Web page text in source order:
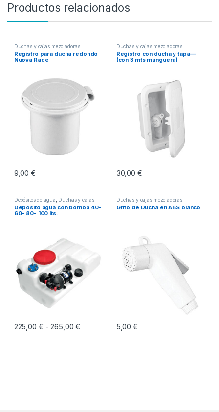
Productos relacionados
Duchas y cajas mezcladoras
Registro para ducha redondo
Nuova Rade
9,00€
Duchas y cajas mezcladoras
Registro con ducha y tapa—
(con 3 mts manguera)
30,00 €
Depósitos de agua Duchas y cajas
mezcladoras
Deposito agua con bomba 40-
60- 80- 100 lts.
225,00 € - 265,00€ Rango de precios: desde 225,00 € hasta
Duchas y cajas mezcladoras
Grifo de Ducha en ABS blanco
5,00€